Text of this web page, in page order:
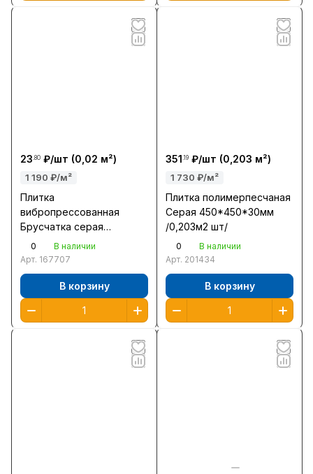
23.80 ₽/шт (0,02 м²)
1 190 ₽/м²
Плитка
вибропрессованная
Брусчатка серая
200*100*40мм /0,02м2
шт/Тула
0
В наличии
Арт. 167707
В корзину
351.19 ₽/шт (0,203 м²)
1 730 ₽/м²
Плитка полимерпесчаная
Серая 450*450*30мм
/0,203м2 шт/
0
В наличии
Арт. 201434
В корзину